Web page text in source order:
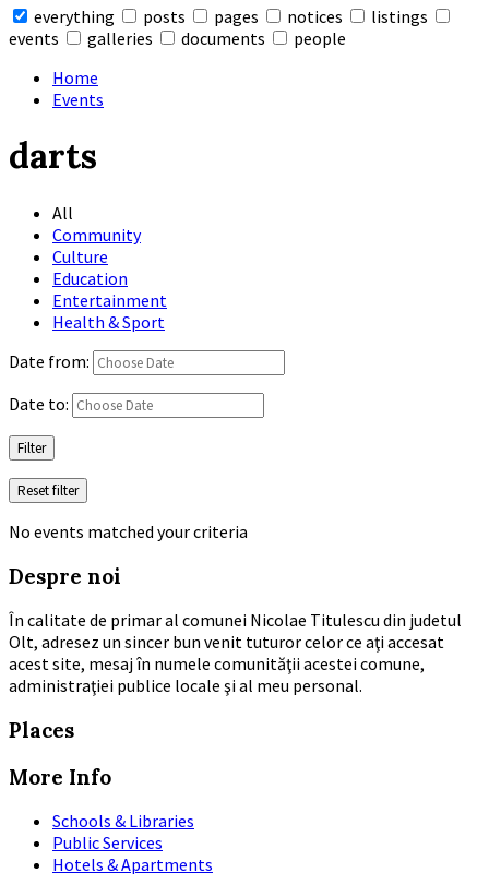
everything
posts pages notices
listings
events
galleries documents people
search
Home
Events
darts
All
Community
Culture
Education
Entertainment
Health & Sport
Date from:
Date to:
Filter
Reset filter
No events matched your criteria
Despre noi
În calitate de primar al comunei Nicolae Titulescu din judetul
Olt, adresez un sincer bun venit tuturor celor ce aţi accesat
acest site, mesaj în numele comunităţii acestei comune,
administraţiei publice locale şi al meu personal.
Places
More Info
Schools & Libraries
Public Services
Hotels & Apartments